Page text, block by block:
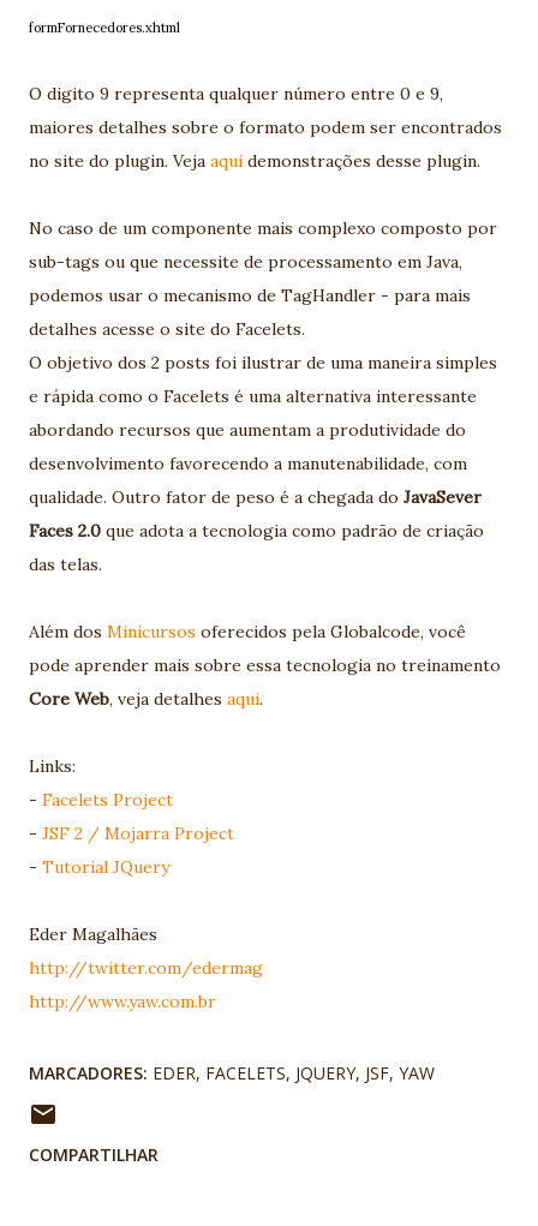
formFornecedores.xhtml
O digito 9 representa qualquer número entre 0 e 9,
maiores detalhes sobre o formato podem ser encontrados
no site do plugin. Veja aqui demonstrações desse plugin.
No caso de um componente mais complexo composto por
sub-tags ou que necessite de processamento em Java,
podemos usar o mecanismo de TagHandler - para mais
detalhes acesse o site do Facelets.
O objetivo dos 2 posts foi ilustrar de uma maneira simples
e rápida como o Facelets é uma alternativa interessante
abordando recursos que aumentam a produtividade do
desenvolvimento favorecendo a manutenabilidade, com
qualidade. Outro fator de peso é a chegada do JavaSever
Faces 2.0 que adota a tecnologia como padrão de criação
das telas.
Além dos Minicursos oferecidos pela Globalcode, você
pode aprender mais sobre essa tecnologia no treinamento
Core Web, veja detalhes aqui.
Links:
- Facelets Project
- JSF 2 / Mojarra Project
- Tutorial JQuery
Eder Magalhães
http://twitter.com/edermag
http://www.yaw.com.br
MARCADORES: EDER FACELETS JQUERY JSF YAW
COMPARTILHAR